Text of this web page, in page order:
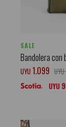
SALE
Bandolera con
UYU 1.099 UYU
UYU